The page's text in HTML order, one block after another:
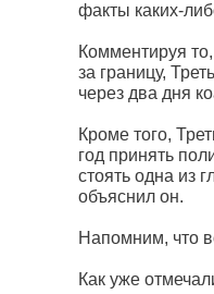
факты каких-
Комментируя
за границу,
через два дня
Кроме того,
год принять
стоять одна из
объяснил он.
Напомним, что
Как уже